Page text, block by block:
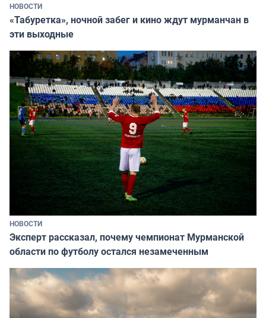
НОВОСТИ
«Табуретка», ночной забег и кино ждут мурманчан в
эти выходные
НОВОСТИ
Эксперт рассказал, почему чемпионат Мурманской
области по футболу остался незамеченным